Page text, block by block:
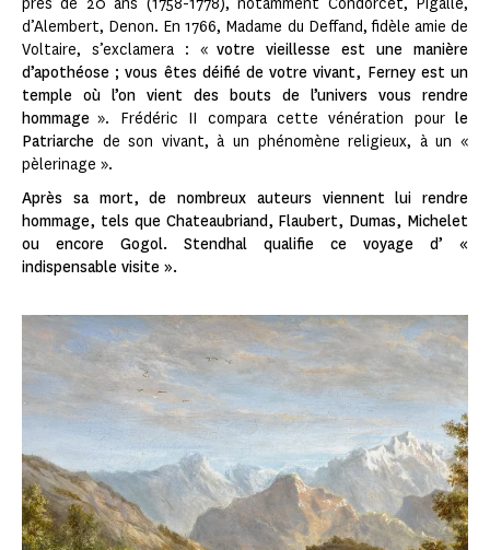
d’Alembert, Denon. En 1766, Madame du Deffand, fidèle amie de
Voltaire, s’exclamera : « votre vieillesse est une manière
d’apothéose ; vous êtes déifié de votre vivant, Ferney est un
temple où l’on vient des bouts de l’univers vous rendre
hommage ». Frédéric II compara cette vénération pour le
Patriarche de son vivant, à un phénomène religieux, à un «
pèlerinage ».
Après sa mort, de nombreux auteurs viennent lui rendre
hommage, tels que Chateaubriand, Flaubert, Dumas, Michelet
ou encore Gogol. Stendhal qualifie ce voyage d’ «
indispensable visite ».